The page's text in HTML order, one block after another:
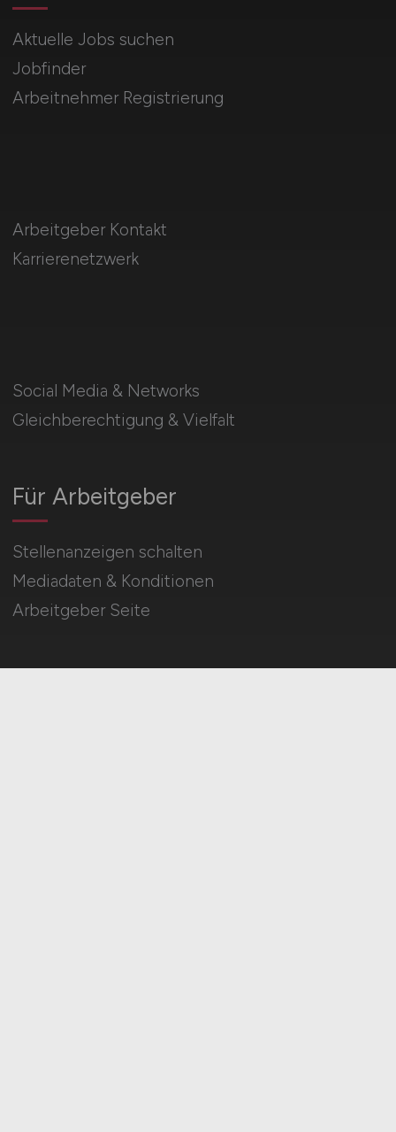
Aktuelle Jobs suchen
Jobfinder
Arbeitnehmer Registrierung
Social Media & Networks
Gleichberechtigung & Vielfalt
Für Arbeitgeber
Stellenanzeigen schalten
Mediadaten & Konditionen
Arbeitgeber Seite
Arbeitgeber Kontakt
Karrierenetzwerk